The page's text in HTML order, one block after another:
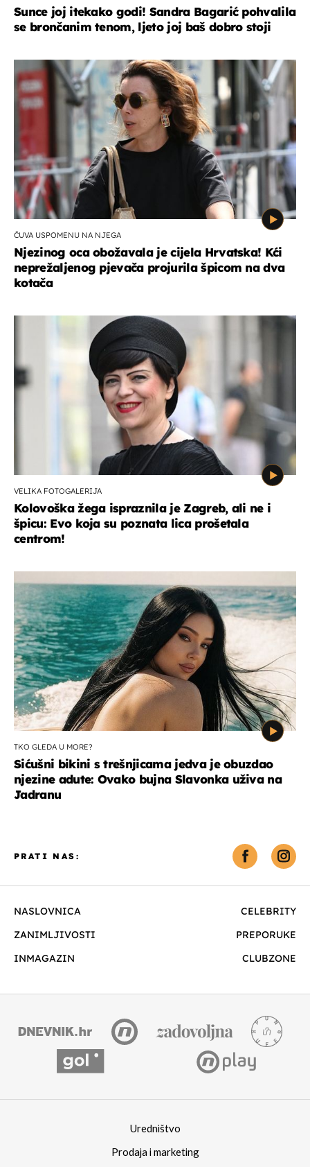
Sunce joj itekako godi! Sandra Bagarić pohvalila
se brončanim tenom, ljeto joj baš dobro stoji
ČUVA USPOMENU NA NJEGA
Njezinog oca obožavala je cijela Hrvatska! Kći
neprežaljenog pjevača projurila špicom na dva
kotača
VELIKA FOTOGALERIJA
Kolovoška žega ispraznila je Zagreb, ali ne i
špicu: Evo koja su poznata lica prošetala
centrom!
TKO GLEDA U MORE?
Sićušni bikini s trešnjicama jedva je obuzdao
njezine adute: Ovako bujna Slavonka uživa na
Jadranu
NASLOVNICA
CELEBRITY
ZANIMLJIVOSTI
PREPORUKE
INMAGAZIN
CLUBZONE
PRATI NAS:
Uredništvo
Prodaja i marketing